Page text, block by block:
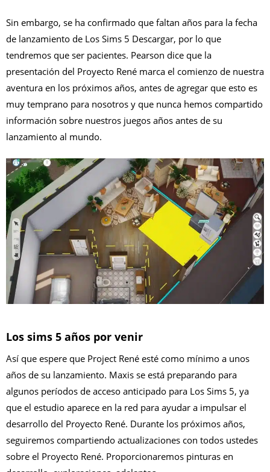
Sin embargo, se ha confirmado que faltan años para la fecha
de lanzamiento de Los Sims 5 Descargar, por lo que
tendremos que ser pacientes. Pearson dice que la
presentación del Proyecto René marca el comienzo de nuestra
aventura en los próximos años, antes de agregar que esto es
muy temprano para nosotros y que nunca hemos compartido
información sobre nuestros juegos años antes de su
lanzamiento al mundo.
Los sims 5 años por venir
Así que espere que Project René esté como mínimo a unos
años de su lanzamiento. Maxis se está preparando para
algunos períodos de acceso anticipado para Los Sims 5, ya
que el estudio aparece en la red para ayudar a impulsar el
desarrollo del Proyecto René. Durante los próximos años,
seguiremos compartiendo actualizaciones con todos ustedes
sobre el Proyecto René. Proporcionaremos pinturas en